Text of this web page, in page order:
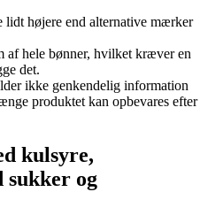
lidt højere end alternative mærker
af hele bønner, hvilket kræver en
det.
ikke genkendelig information
produktet kan opbevares efter
kulsyre,
sukker og